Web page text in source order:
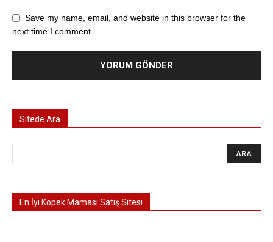
Save my name, email, and website in this browser for the
next time I comment.
Sitede Ara
En İyi Köpek Maması Satış Sitesi